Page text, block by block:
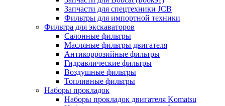
Запчасти для спецтехники JCB
Фильтры для импортной техники
Фильтра для экскаваторов
Салонные фильтры
Масляные фильтры двигателя
Антикоррозийные фильтры
Гидравлические фильтры
Воздушные фильтры
Топливные фильтры
Наборы прокладок
Наборы прокладок двигателя Komatsu